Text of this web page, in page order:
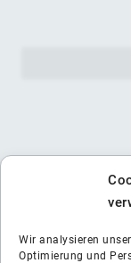
Wir analysieren
Optimierung und